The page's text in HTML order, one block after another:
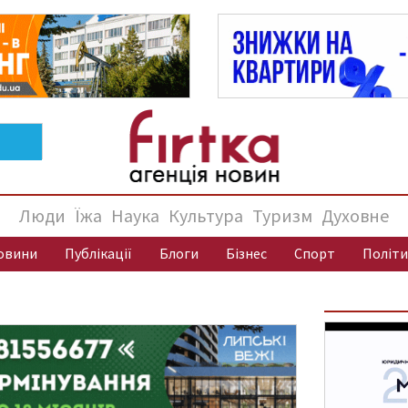
Люди Їжа Наука Культура Туризм Духовне
Публікації Блоги Бізнес Спорт